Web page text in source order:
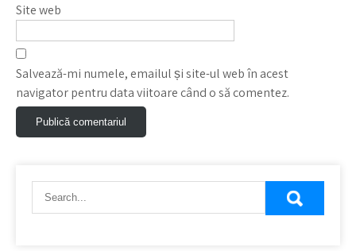
Site web
Salvează-mi numele, emailul și site-ul web în acest
navigator pentru data viitoare când o să comentez.